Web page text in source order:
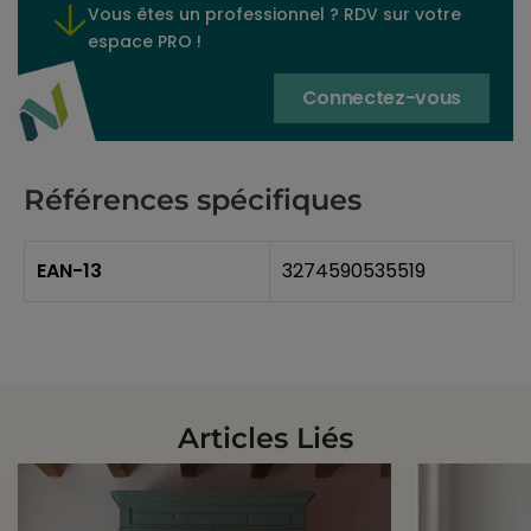
Vous êtes un professionnel ? RDV sur votre
espace PRO !
Connectez-vous
Références spécifiques
EAN-13 3274590535519
Articles Liés